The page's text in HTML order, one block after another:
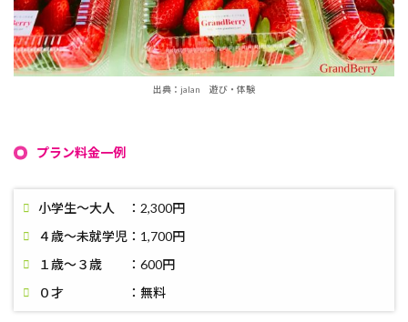
出典：jalan 遊び・体験
プラン料金一例
小学生～大人 ：2,300円
４歳～未就学児：1,700円
１歳～３歳 ：600円
０才 ：無料